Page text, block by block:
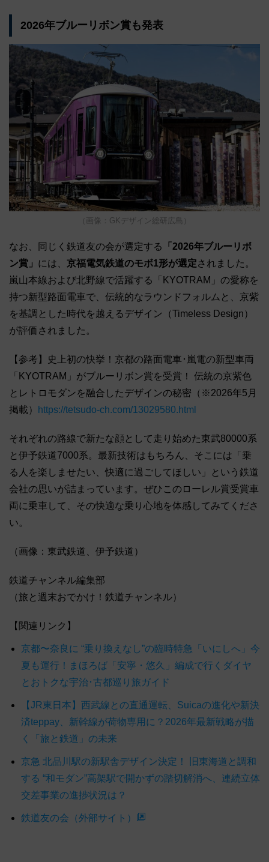
2026年ブルーリボン賞も発表
（画像：GKデザイン総研広島）
なお、同じく鉄道友の会が選定する
「2026年ブルーリボ
ン賞」 には、 京福電気鉄道のモボ1形が選定されました。
嵐山本線および北野線で活躍する「KYOTRAM」の愛称を
持つ新型路面電車で、伝統的なラウンドフォルムと、京紫
を基調とした時代を越えるデザイン（Timeless Design）
が評価されました。
【参考】史上初の快挙！京都の路面電車･嵐電の新型車両
「KYOTRAM」がブルーリボン賞を受賞！ 伝統の京紫色
とレトロモダンを融合したデザインの秘密（※2026年5月
掲載）
https://tetsudo-ch.com/13029580.html
それぞれの路線で新たな顔として走り始めた東武80000系
と伊予鉄道7000系。最新技術はもちろん、そこには「乗
る人を楽しませたい、快適に過ごしてほしい」という鉄道
会社の思いが詰まっています。ぜひこのローレル賞受賞車
両に乗車して、その快適な乗り心地を体感してみてくださ
い。
（画像：東武鉄道、伊予鉄道）
鉄道チャンネル編集部
（旅と週末おでかけ！鉄道チャンネル）
【関連リンク】
京都〜奈良に “乗り換えなし”の臨時特急「いにしへ」今
夏も運行！まほろば「安寧・悠久」編成で行くダイヤ
とおトクな宇治･古都巡り旅ガイド
【JR東日本】西武線との直通運転、Suicaの進化や新決
済teppay、新幹線が荷物専用に？2026年最新戦略が描
く「旅と鉄道」の未来
京急 北品川駅の新駅舎デザイン決定！ 旧東海道と調和
する “和モダン”高架駅で開かずの踏切解消へ、連続立体
交差事業の進捗状況は？
鉄道友の会（外部サイト）